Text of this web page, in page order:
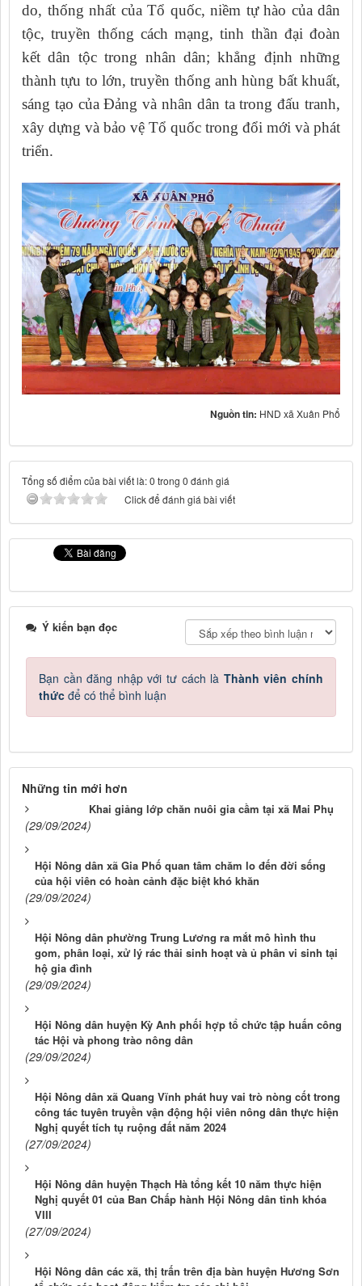
do, thống nhất của Tổ quốc, niềm tự hào của dân
tộc, truyền thống cách mạng, tinh thần đại đoàn
kết dân tộc trong nhân dân; khẳng định những
thành tựu to lớn, truyền thống anh hùng bất khuất,
sáng tạo của Đảng và nhân dân ta trong đấu tranh,
xây dựng và bảo vệ Tổ quốc trong đổi mới và phát
triển.
Nguồn tin: HND xã Xuân Phổ
Tổng số điểm của bài viết là: 0 trong 0 đánh giá
Click để đánh giá bài viết
Ý kiến bạn đọc
Bạn cần đăng nhập với tư cách là Thành viên chính
thức để có thể bình luận
Những tin mới hơn
Khai giảng lớp chăn nuôi gia cầm tại xã Mai Phụ
(29/09/2024)
Hội Nông dân xã Gia Phố quan tâm chăm lo đến đời sống
của hội viên có hoàn cảnh đặc biệt khó khăn
(29/09/2024)
Hội Nông dân phường Trung Lương ra mắt mô hình thu
gom, phân loại, xử lý rác thải sinh hoạt và ủ phân vi sinh tại
hộ gia đình
(29/09/2024)
Hội Nông dân huyện Kỳ Anh phối hợp tổ chức tập huấn công
tác Hội và phong trào nông dân
(29/09/2024)
Hội Nông dân xã Quang Vĩnh phát huy vai trò nòng cốt trong
công tác tuyên truyền vận động hội viên nông dân thực hiện
Nghị quyết tích tụ ruộng đất năm 2024
(27/09/2024)
Hội Nông dân huyện Thạch Hà tổng kết 10 năm thực hiện
Nghị quyết 01 của Ban Chấp hành Hội Nông dân tỉnh khóa
VIII
(27/09/2024)
Hội Nông dân các xã, thị trấn trên địa bàn huyện Hương Sơn